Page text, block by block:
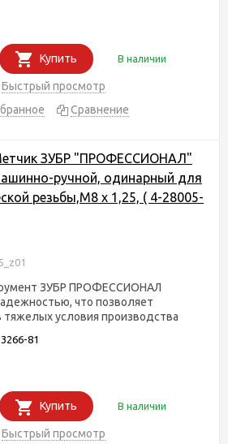
Купить В наличии
Быстрый просмотр
Сравнение
ЗУБР "ПРОФЕССИОНАЛ"
ручной, одинарный для
резьбы,М8 x 1,25, ( 4-28005-
ЗУБР ПРОФЕССИОНАЛ
что позволяет
условия производства
81
Купить В наличии
Быстрый просмотр